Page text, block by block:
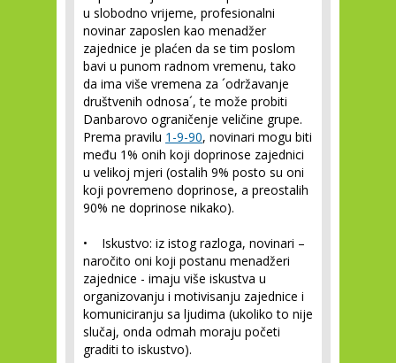
u slobodno vrijeme, profesionalni
novinar zaposlen kao menadžer
zajednice je plaćen da se tim poslom
bavi u punom radnom vremenu, tako
da ima više vremena za ´održavanje
društvenih odnosa´, te može probiti
Danbarovo ograničenje veličine grupe.
Prema pravilu 1-9-90, novinari mogu biti
među 1% onih koji doprinose zajednici
u velikoj mjeri (ostalih 9% posto su oni
koji povremeno doprinose, a preostalih
90% ne doprinose nikako).
• Iskustvo: iz istog razloga, novinari –
naročito oni koji postanu menadžeri
zajednice - imaju više iskustva u
organizovanju i motivisanju zajednice i
komuniciranju sa ljudima (ukoliko to nije
slučaj, onda odmah moraju početi
graditi to iskustvo).